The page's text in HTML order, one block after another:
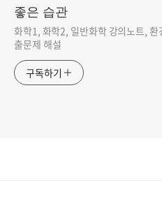
좋은 습관
화학1, 화학2, 일반화학 강의노트, 환
출문제 해설
구독하기